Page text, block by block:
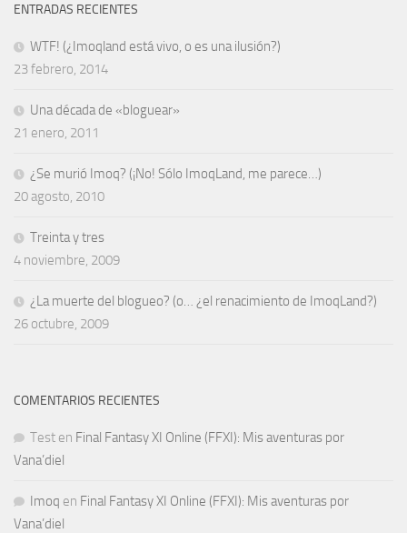
ENTRADAS RECIENTES
WTF! (¿Imoqland está vivo, o es una ilusión?)
23 febrero, 2014
Una década de «bloguear»
21 enero, 2011
¿Se murió Imoq? (¡No! Sólo ImoqLand, me parece…)
20 agosto, 2010
Treinta y tres
4 noviembre, 2009
¿La muerte del blogueo? (o… ¿el renacimiento de ImoqLand?)
26 octubre, 2009
COMENTARIOS RECIENTES
Test en Final Fantasy XI Online (FFXI): Mis aventuras por
Vana’diel
Imoq en Final Fantasy XI Online (FFXI): Mis aventuras por
Vana’diel